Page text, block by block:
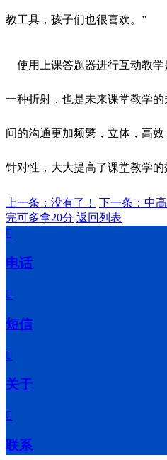
教工具，孩子们也很喜欢。”
使用上课答题器进行互动教学
一种折射，也是未来课堂教学
间的沟通更加频繁，立体，高
针对性，大大提高了课堂教学的
上一条：没有了！
下一条：中
完可多拿20分 返回列表

电话

短信

关于

联系